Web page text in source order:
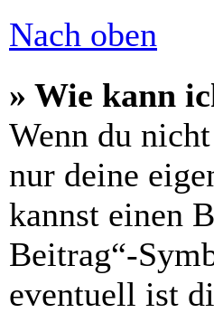
Nach oben
» Wie kann
Wenn du
nur deine
kannst einen
Beitrag“-
eventuell ist